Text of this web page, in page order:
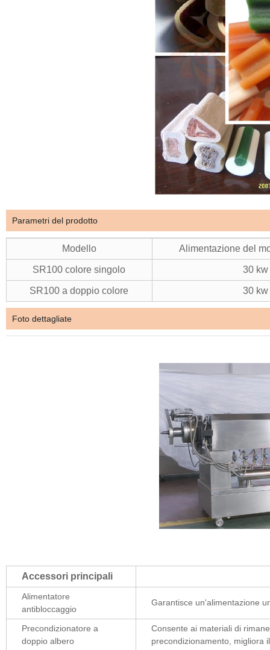
Parametri del prodotto
Modello Alimentazione del
SR100 colore singolo 30 kw
SR100 a doppio colore 30 kw
Foto dettagliate
Accessori principali
Alimentatore
antibloccaggio
Garantisce un'alimentazione
Precondizionatore a
doppio albero
Consente ai materiali di
precondizionamento, migliora